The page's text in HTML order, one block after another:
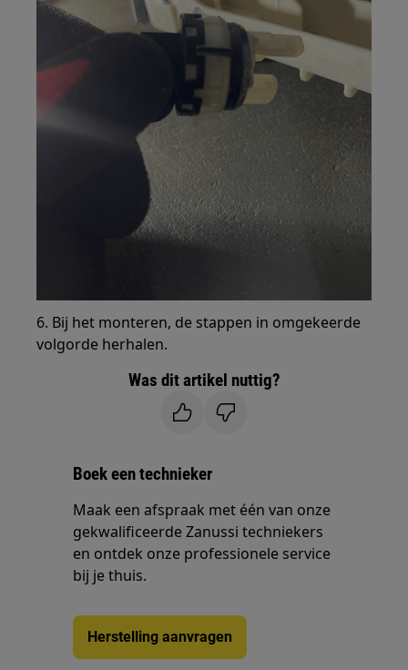
6. Bij het monteren, de stappen in omgekeerde
volgorde herhalen.
Was dit artikel nuttig?
Boek een technieker
Maak een afspraak met één van onze
gekwalificeerde Zanussi techniekers
en ontdek onze professionele service
bij je thuis.
Herstelling aanvragen